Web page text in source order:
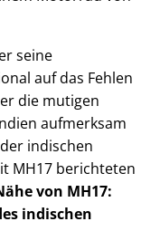
seine
auf das Fehlen
die mutigen
aufmerksam
indischen
MH17 berichteten
von MH17:
indischen